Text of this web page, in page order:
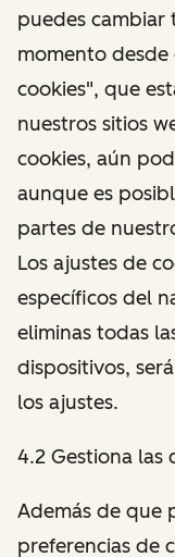
puedes cambiar
momento
cookies", que
nuestros sitios
cookies, aún
aunque es
partes de
Los ajustes de
específicos del
eliminas todas
dispositivos,
los ajustes.
4.2 Gestiona las
Además de que
preferencias de